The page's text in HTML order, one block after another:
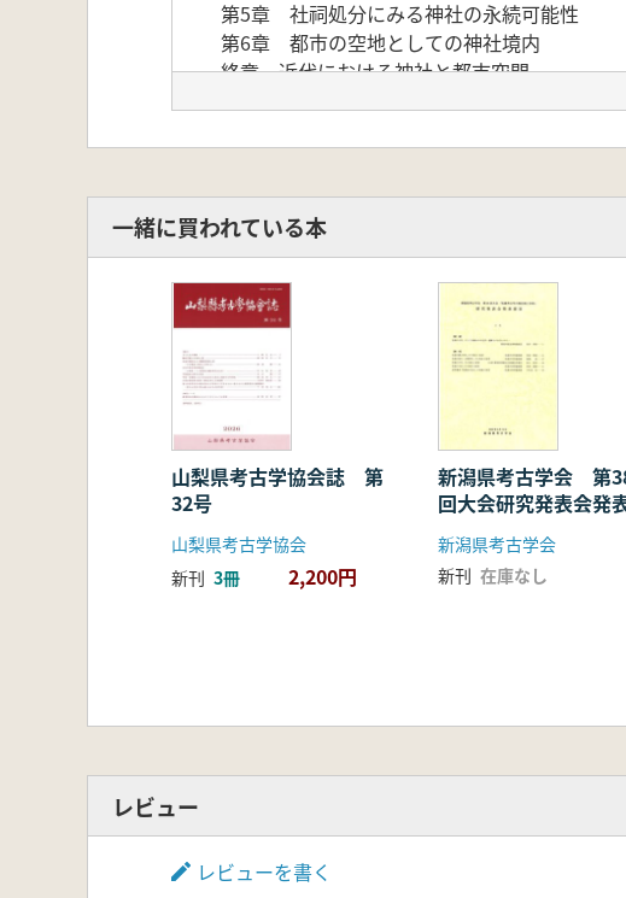
第5章 社祠処分にみる神社の永続可能性
第6章 都市の空地としての神社境内
終章 近代における神社と都市空間
一緒に買われている本
山梨県考古学協会誌 第
32号
山梨県考古学協会
新刊 3冊 2,200円
新潟県考古学会 第
回大会研究発表会発
旨
新潟県考古学会
新刊 在庫なし
レビュー
レビューを書く